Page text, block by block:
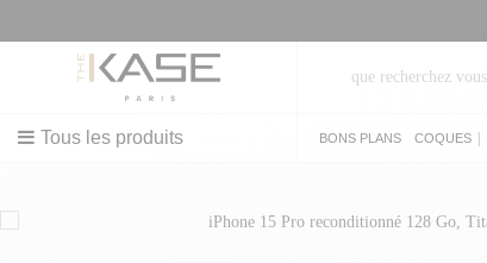
Tous les produits BONS PLANS COQUES